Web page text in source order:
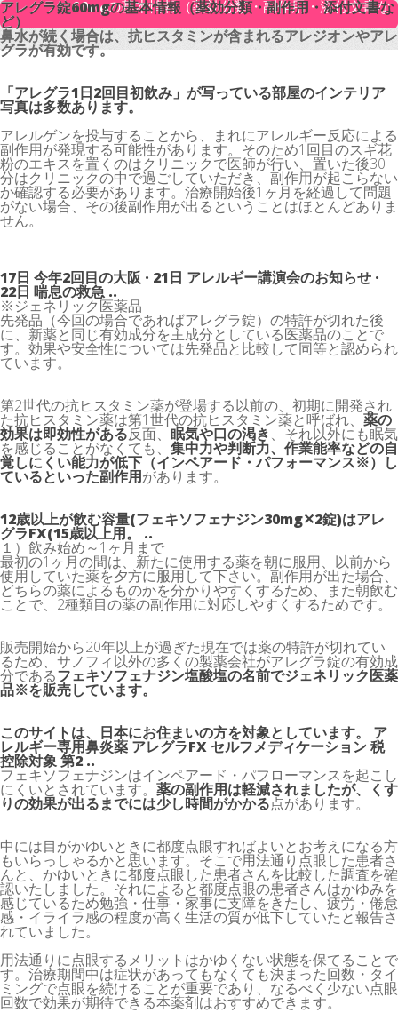
アレグラ錠60mgの基本情報（薬効分類・副作用・添付文書な
ど）
鼻水が続く場合は、抗ヒスタミンが含まれるアレジオンやアレ
グラが有効です。
「アレグラ1日2回目初飲み」が写っている部屋のインテリア
写真は多数あります。
アレルゲンを投与することから、まれにアレルギー反応による
副作用が発現する可能性があります。そのため1回目のスギ花
粉のエキスを置くのはクリニックで医師が行い、置いた後30
分はクリニックの中で過ごしていただき、副作用が起こらない
か確認する必要があります。治療開始後1ヶ月を経過して問題
がない場合、その後副作用が出るということはほとんどありま
せん。
17日 今年2回目の大阪 · 21日 アレルギー講演会のお知らせ ·
22日 喘息の救急 ..
※ジェネリック医薬品
先発品（今回の場合であればアレグラ錠）の特許が切れた後
に、新薬と同じ有効成分を主成分としている医薬品のことで
す。効果や安全性については先発品と比較して同等と認められ
ています。
第2世代の抗ヒスタミン薬が登場する以前の、初期に開発され
た抗ヒスタミン薬は第1世代の抗ヒスタミン薬と呼ばれ、 薬の
効果は即効性がある反面、 眠気や口の渇き、それ以外にも眠気
を感じることがなくても、 集中力や判断力、作業能率などの自
覚しにくい能力が低下（インペアード・パフォーマンス※）し
ているといった副作用があります。
12歳以上が飲む容量(フェキソフェナジン30mg✕2錠)はアレ
グラFX(15歳以上用。 ..
１）飲み始め～1ヶ月まで
最初の1ヶ月の間は、新たに使用する薬を朝に服用、以前から
使用していた薬を夕方に服用して下さい。副作用が出た場合、
どちらの薬によるものかを分かりやすくするため、また朝飲む
ことで、2種類目の薬の副作用に対応しやすくするためです。
販売開始から20年以上が過ぎた現在では薬の特許が切れてい
るため、サノフィ以外の多くの製薬会社がアレグラ錠の有効成
分であるフェキソフェナジン塩酸塩の名前でジェネリック医薬
品※を販売しています。
このサイトは、日本にお住まいの方を対象としています。 ア
レルギー専用鼻炎薬 アレグラFX セルフメディケーション 税
控除対象 第2 ..
フェキソフェナジンはインペアード・パフローマンスを起こし
にくいとされています。 薬の副作用は軽減されましたが、くす
りの効果が出るまでには少し時間がかかる点があります。
中には目がかゆいときに都度点眼すればよいとお考えになる方
もいらっしゃるかと思います。そこで用法通り点眼した患者さ
んと、かゆいときに都度点眼した患者さんを比較した調査を確
認いたしました。それによると都度点眼の患者さんはかゆみを
感じているため勉強・仕事・家事に支障をきたし、疲労・倦怠
感・イライラ感の程度が高く生活の質が低下していたと報告さ
れていました。
用法通りに点眼するメリットはかゆくない状態を保てることで
す。治療期間中は症状があってもなくても決まった回数・タイ
ミングで点眼を続けることが重要であり、なるべく少ない点眼
回数で効果が期待できる本薬剤はおすすめできます。
アレグラ錠60mgの基本情報（薬効分類・副作用・添付文書な
ど）
鼻水が続く場合は、抗ヒスタミンが含まれるアレジオンやアレ
グラが有効です。